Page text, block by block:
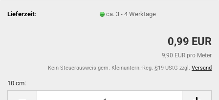
Lieferzeit: ca. 3 - 4 Werktage
0,99 EUR
9,90 EUR pro Meter
Kein Steuerausweis gem. Kleinuntern.-Reg. §19 UStG zzgl. Versand
10 cm: